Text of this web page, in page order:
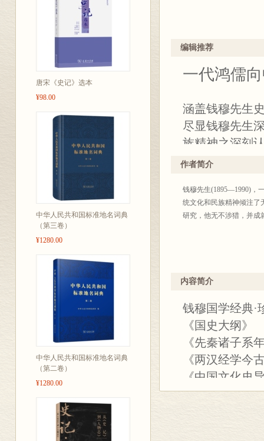
唐宋《史记》选本
¥98.00
中华人民共和国标准地名词典
（第三卷）
¥1280.00
中华人民共和国标准地名词典
（第二卷）
¥1280.00
编辑推荐
一代鸿儒
涵盖钱穆先生
尽显钱穆先生
族精神之深刻
名家点评：
其著作亦均缜
——顾颉刚
识，充满了对
中国文化的困
失、精神世界
问、业绩、演
作者简介
钱穆先生(1895—1990)，
统文化和民族精神倾注了
研究，他无不涉猎，并成
内容简介
钱穆国学经典·
《国史大纲》
《先秦诸子系
《两汉经学今
《中国文化史
《国学概论》